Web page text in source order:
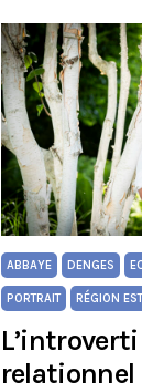
ABBAYE DENGES
PORTRAIT RÉGION EST
relationnel